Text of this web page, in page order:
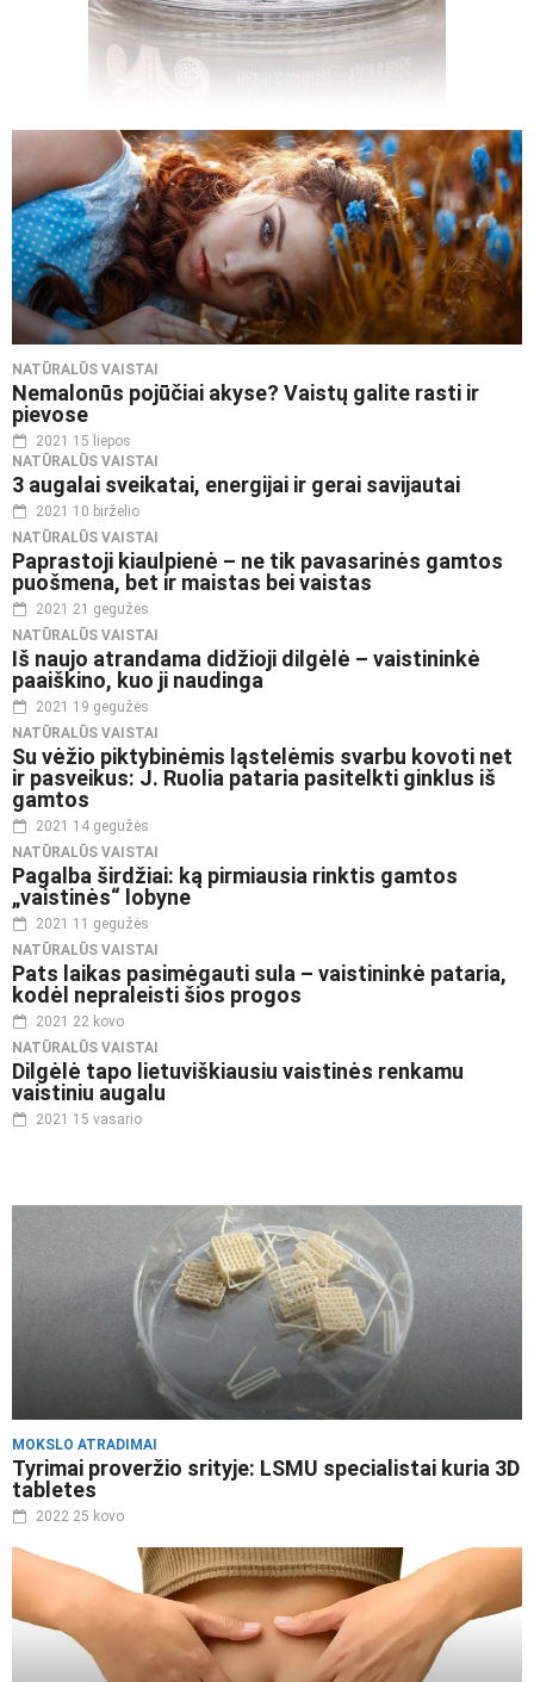
NATŪRALŪS VAISTAI
Nemalonūs pojūčiai akyse? Vaistų galite rasti ir
pievose
2021 15 liepos
NATŪRALŪS VAISTAI
3 augalai sveikatai, energijai ir gerai savijautai
2021 10 birželio
NATŪRALŪS VAISTAI
Paprastoji kiaulpienė – ne tik pavasarinės gamtos
puošmena, bet ir maistas bei vaistas
2021 21 gegužės
NATŪRALŪS VAISTAI
Iš naujo atrandama didžioji dilgėlė – vaistininkė
paaiškino, kuo ji naudinga
2021 19 gegužės
NATŪRALŪS VAISTAI
Su vėžio piktybinėmis ląstelėmis svarbu kovoti net
ir pasveikus: J. Ruolia pataria pasitelkti ginklus iš
gamtos
2021 14 gegužės
NATŪRALŪS VAISTAI
Pagalba širdžiai: ką pirmiausia rinktis gamtos
„vaistinės“ lobyne
2021 11 gegužės
NATŪRALŪS VAISTAI
Pats laikas pasimėgauti sula – vaistininkė pataria,
kodėl nepraleisti šios progos
2021 22 kovo
NATŪRALŪS VAISTAI
Dilgėlė tapo lietuviškiausiu vaistinės renkamu
vaistiniu augalu
2021 15 vasario
MOKSLO ATRADIMAI
Tyrimai proveržio srityje: LSMU specialistai kuria 3D
tabletes
2022 25 kovo